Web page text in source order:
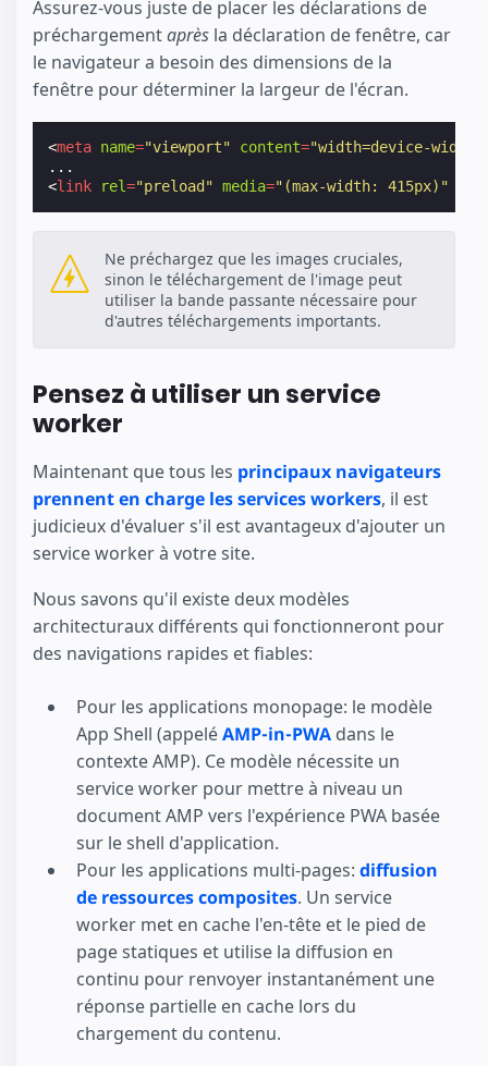
Assurez-vous juste de placer les déclarations de
préchargementaprès la déclaration de fenêtre, car
le navigateur a besoin des dimensions de la
fenêtre pour déterminer la largeur de l'écran.
<meta name="viewport" content="width=device-width"
<link rel="preload" media="(max-width: 415px)"
Ne préchargez que les images cruciales,
sinon le téléchargement de l'image peut
utiliser la bande passante nécessaire pour
d'autres téléchargements importants.
Pensez à utiliser un service
worker
Maintenant que tous les principaux navigateurs
prennent en charge les services workers, il est
judicieux d'évaluer s'il est avantageux d'ajouter un
service worker à votre site.
Nous savons qu'il existe deux modèles
architecturaux différents qui fonctionneront pour
des navigations rapides et fiables:
Pour les applications monopage: le modèle
App Shell (appeléAMP-in-PWA dans le
contexte AMP). Ce modèle nécessite un
service worker pour mettre à niveau un
document AMP vers l'expérience PWA basée
sur le shell d'application.
Pour les applications multi-pages: diffusion
de ressources composites. Un service
worker met en cache l'en-tête et le pied de
page statiques et utilise la diffusion en
continu pour renvoyer instantanément une
réponse partielle en cache lors du
chargement du contenu.